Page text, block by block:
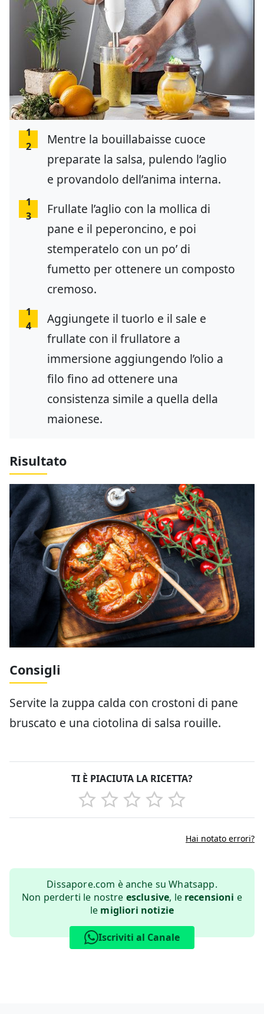
1
2
Mentre la bouillabaisse cuoce
preparate la salsa, pulendo l’aglio
e provandolo dell’anima interna.
1
3
Frullate l’aglio con la mollica di
pane e il peperoncino, e poi
stemperatelo con un po’ di
fumetto per ottenere un composto
cremoso.
1
4
Aggiungete il tuorlo e il sale e
frullate con il frullatore a
immersione aggiungendo l’olio a
filo fino ad ottenere una
consistenza simile a quella della
maionese.
Risultato
Consigli
Servite la zuppa calda con crostoni di pane
bruscato e una ciotolina di salsa rouille.
TI È PIACIUTA LA RICETTA?
Hai notato errori?
Dissapore.com è anche su Whatsapp.
Non perderti le nostre esclusive, le recensioni e
le migliori notizie
Iscriviti al Canale